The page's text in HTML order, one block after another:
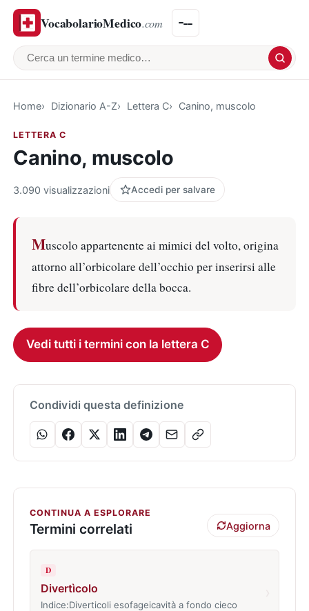
VocabolarioMedico.com
Cerca un termine medico
Home Dizionario A-Z Lettera C Canino, muscolo
LETTERA C
Canino, muscolo
3.090 visualizzazioni Accedi per salvare
Muscolo appartenente ai mimici del volto, origina
attorno all’orbicolare dell’occhio per inserirsi alle
fibre dell’orbicolare della bocca.
Vedi tutti i termini con la lettera C
Condividi questa definizione
CONTINUA A ESPLORARE
Termini correlati Aggiorna
D
Divertìcolo
Indice:Diverticoli esofageicavità a fondo cieco